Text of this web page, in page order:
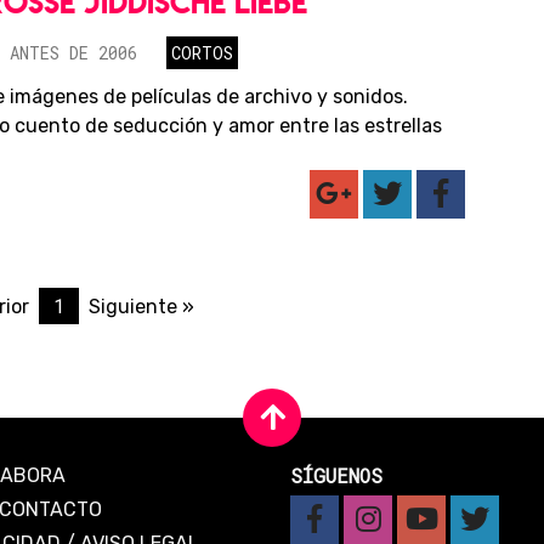
ANTES DE 2006
CORTOS
imágenes de películas de archivo y sonidos.
cuento de seducción y amor entre las estrellas
1 Siguiente »
CONTACTO
SÍGUENOS